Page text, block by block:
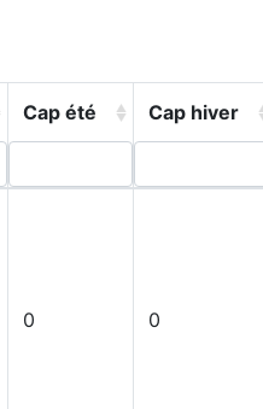
Cap été Cap hiver
0 0